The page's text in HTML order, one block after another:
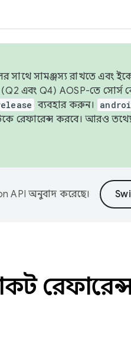
সামঞ্জস্য রাখতে এবং
(Q2 এবং Q4) AOSP-তে
ব্যবহার করুন।
রেফারেন্স করবে। আরও
API অনুবাদ করেছে।